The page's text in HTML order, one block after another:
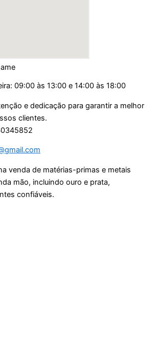
09:00 às 13:00 e 14:00 às 18:00
e dedicação para garantir a melhor
clientes.
venda de matérias-primas e metais
mão, incluindo ouro e prata,
confiáveis.